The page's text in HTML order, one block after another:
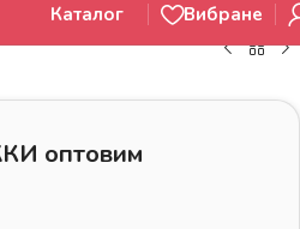
Каталог
Вибране
оптовим